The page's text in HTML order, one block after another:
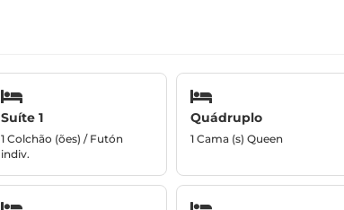
Suíte 1
1 Colchão (ões) / Futón
indiv.
Quádruplo
1 Cama (s) Queen